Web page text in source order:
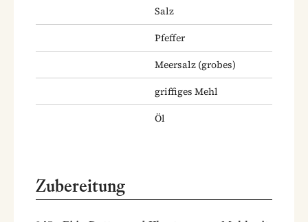
Salz
Pfeffer
Meersalz (grobes)
griffiges Mehl
Öl
Zubereitung